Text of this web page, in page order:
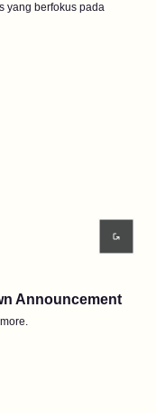
yang berfokus pada
Announcement